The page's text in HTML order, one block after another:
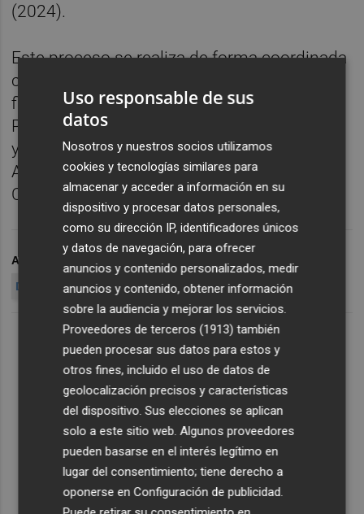
(2024).
Este proceso se realiza de forma coordinada
con el Banco de España (en las cuentas
financieras y las estadísticas de Balanza de
Pagos y posición de inversión internacional)
y con la Intervención General de la
Administración del Estado (IGAE) (en las
Cuentas de las Administraciones Públicas).
ARCHIVADO EN
INSTITUTO NACIONAL DE ESTADÍSTICA
DECRECIMIENTO ECONÓMICO
Uso responsable de sus
datos
Nosotros y nuestros socios utilizamos
cookies y tecnologías similares para
almacenar y acceder a información en su
dispositivo y procesar datos personales,
como su dirección IP, identificadores únicos
y datos de navegación, para ofrecer
anuncios y contenido personalizados, medir
anuncios y contenido, obtener información
sobre la audiencia y mejorar los servicios.
Proveedores de terceros (1913) también
pueden procesar sus datos para estos y
otros fines, incluido el uso de datos de
geolocalización precisos y características
del dispositivo. Sus elecciones se aplican
solo a este sitio web. Algunos proveedores
pueden basarse en el interés legítimo en
lugar del consentimiento; tiene derecho a
oponerse enConfiguración de publicidad